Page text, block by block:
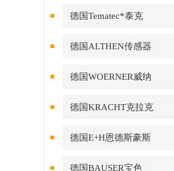
德国Tematec*泰克
德国ALTHEN传感器
德国WOERNER威纳
德国KRACHT克拉克
德国E+H恩德斯豪斯
德国BAUSER宝色